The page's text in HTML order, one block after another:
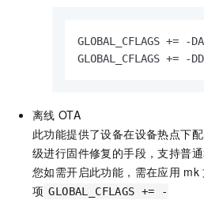
GLOBAL_CFLAGS += -
GLOBAL_CFLAGS += -
离线 OTA
此功能提供了设备在设备热点下
级进行固件修复的手段，支持普通
您如需开启此功能，需在应用 mk
项 GLOBAL_CFLAGS += -